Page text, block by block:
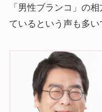
「男性ブランコ」の
ているという声も多い